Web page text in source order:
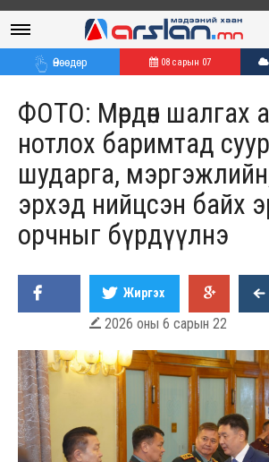
Өнөөдөр 08 сарын 07
ФОТО: Мөрдөн шалгах
нотлох баримтад
шударга,
эрхэд нийцсэн байх
орчныг бүрдүүлнэ
Жиргэх
 2026 оны 6 сарын 22